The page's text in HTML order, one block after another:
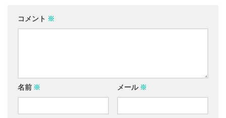
コメント ※
名前 ※ メール ※